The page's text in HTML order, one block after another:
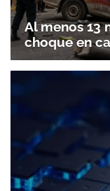
Al menos 13
choque en